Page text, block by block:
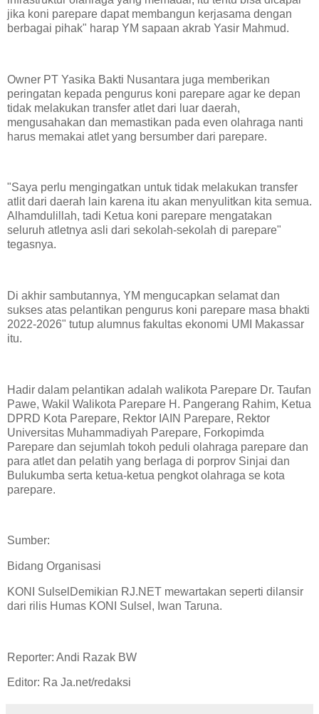
jika koni parepare dapat membangun kerjasama dengan
berbagai pihak" harap YM sapaan akrab Yasir Mahmud.
Owner PT Yasika Bakti Nusantara juga memberikan
peringatan kepada pengurus koni parepare agar ke depan
tidak melakukan transfer atlet dari luar daerah,
mengusahakan dan memastikan pada even olahraga nanti
harus memakai atlet yang bersumber dari parepare.
"Saya perlu mengingatkan untuk tidak melakukan transfer
atlit dari daerah lain karena itu akan menyulitkan kita semua.
Alhamdulillah, tadi Ketua koni parepare mengatakan
seluruh atletnya asli dari sekolah-sekolah di parepare"
tegasnya.
Di akhir sambutannya, YM mengucapkan selamat dan
sukses atas pelantikan pengurus koni parepare masa bhakti
2022-2026" tutup alumnus fakultas ekonomi UMI Makassar
itu.
Hadir dalam pelantikan adalah walikota Parepare Dr. Taufan
Pawe, Wakil Walikota Parepare H. Pangerang Rahim, Ketua
DPRD Kota Parepare, Rektor IAIN Parepare, Rektor
Universitas Muhammadiyah Parepare, Forkopimda
Parepare dan sejumlah tokoh peduli olahraga parepare dan
para atlet dan pelatih yang berlaga di porprov Sinjai dan
Bulukumba serta ketua-ketua pengkot olahraga se kota
parepare.
Sumber:
Bidang Organisasi
KONI SulselDemikian RJ.NET mewartakan seperti dilansir
dari rilis Humas KONI Sulsel, Iwan Taruna.
Reporter: Andi Razak BW
Editor: Ra Ja.net/redaksi